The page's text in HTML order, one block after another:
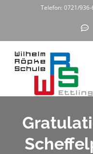
springen
Telefon: 0721/936-